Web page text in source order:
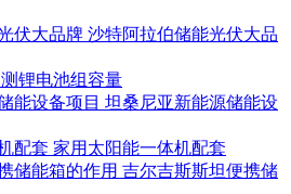
沙特阿拉伯储能光伏大品
测锂电池组容量
坦桑尼亚新能源储能设
家用太阳能一体机配套
吉尔吉斯斯坦便携储